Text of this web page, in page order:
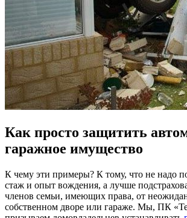
Как просто защитить
гаражное имущество
К чему эти примеры? К тому, что не надо
стаж и опыт вождения, а лучше
членов семьи, имеющих права, от
собственном дворе или гараже. Мы, ПК